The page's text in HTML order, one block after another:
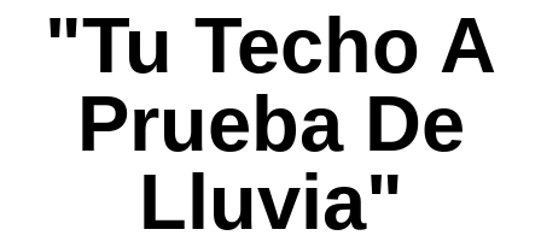
"Tu Techo A
Prueba De
Lluvia"